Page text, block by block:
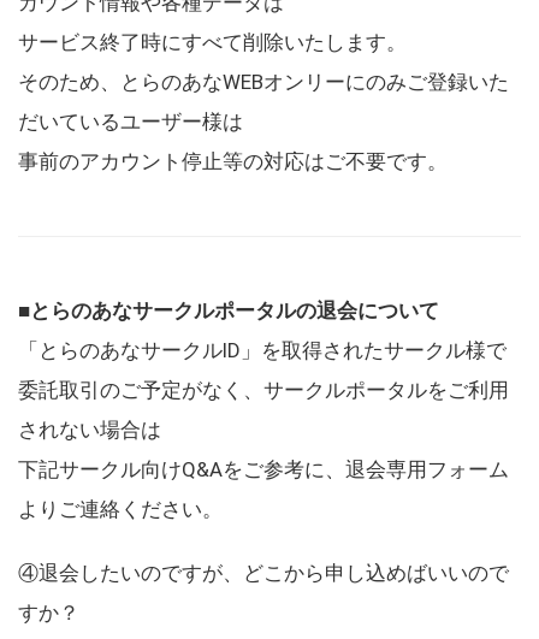
サービス終了時にすべて削除いたします。
そのため、とらのあなWEBオンリーにのみご登録いた
だいているユーザー様は
事前のアカウント停止等の対応はご不要です。
■とらのあなサークルポータルの退会について
「とらのあなサークルID」を取得されたサークル様で
委託取引のご予定がなく、サークルポータルをご利用
されない場合は
下記サークル向けQ&Aをご参考に、退会専用フォーム
よりご連絡ください。
④退会したいのですが、どこから申し込めばいいので
すか？